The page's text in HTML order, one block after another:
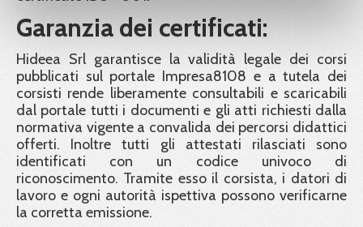
Garanzia dei certificati:
Hideea Srl garantisce la validità legale dei corsi
pubblicati sul portale Impresa8108 e a tutela dei
corsisti rende liberamente consultabili e scaricabili
dal portale tutti i documenti e gli atti richiesti dalla
normativa vigente a convalida dei percorsi didattici
offerti. Inoltre tutti gli attestati rilasciati sono
identificati con un codice univoco di
riconoscimento. Tramite esso il corsista, i datori di
lavoro e ogni autorità ispettiva possono verificarne
la corretta emissione.